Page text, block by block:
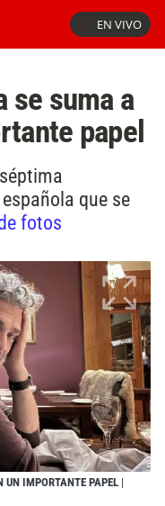
EN VIVO
se suma a
papel
que se
fotos
UN IMPORTANTE PAPEL |